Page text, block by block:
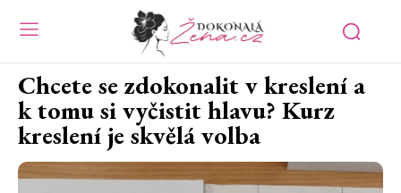
Chcete se zdokonalit v kreslení a
k tomu si vyčistit hlavu? Kurz
kreslení je skvělá volba